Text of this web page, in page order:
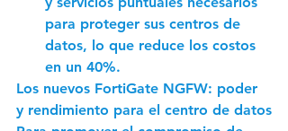
para proteger sus centros de
datos, lo que reduce los costos
en un 40%.
Los nuevos FortiGate NGFW: poder
y rendimiento para el centro de datos